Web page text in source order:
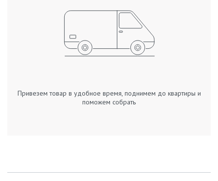
Привезем товар в удобное время, поднимем до квартиры и
поможем собрать